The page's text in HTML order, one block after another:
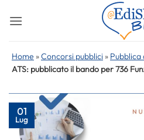
Home »Concorsi pubblici »
ATS: pubblicato il bando per 736
01
Lug